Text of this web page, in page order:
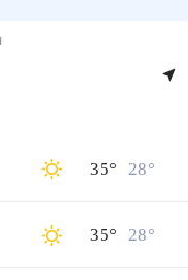
35° 28°
35° 28°